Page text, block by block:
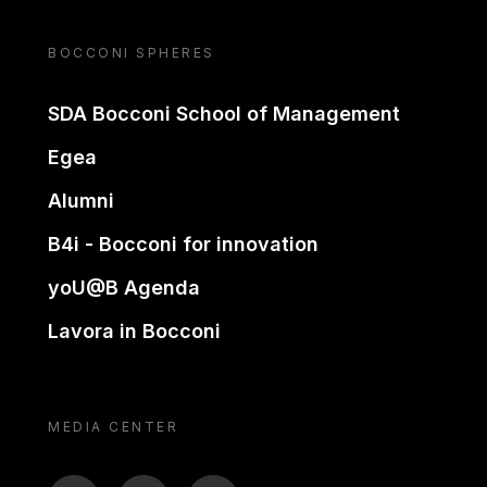
BOCCONI SPHERES
SDA Bocconi School of Management
Egea
Alumni
B4i - Bocconi for innovation
yoU@B Agenda
Lavora in Bocconi
MEDIA CENTER